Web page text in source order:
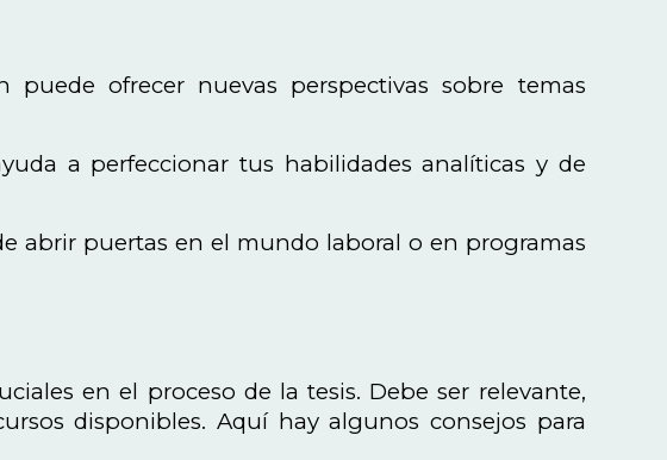
puede ofrecer nuevas perspectivas sobre temas
a perfeccionar tus habilidades analíticas y de
abrir puertas en el mundo laboral o en programas
en el proceso de la tesis. Debe ser relevante,
disponibles. Aquí hay algunos consejos para